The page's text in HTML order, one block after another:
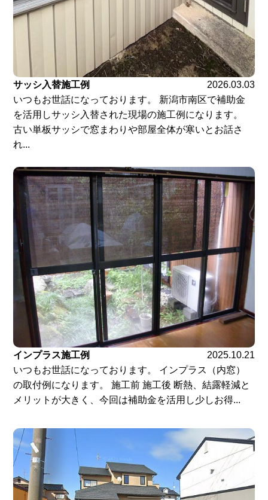
サッシ入替施工例
2026.03.03
いつもお世話になっております。 新潟市南区で補助金
を活用しサッシ入替された現場の施工例になります。
古い単板サッシで窓まわりや部屋全体が寒いとお話さ
れ...
インプラス施工例
2025.10.21
いつもお世話になっております。 インプラス（内窓）
の取付例になります。 施工前 施工後 断熱、結露軽減と
メリットが大きく、今回は補助金を活用し少しお得...